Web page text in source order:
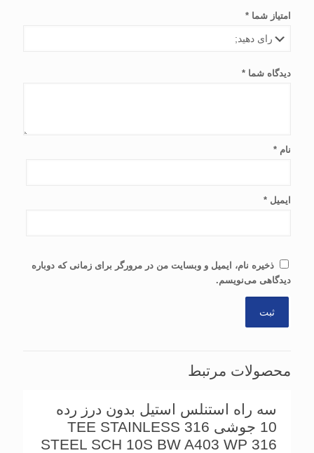
امتیاز شما *
دیدگاه شما *
نام *
ایمیل *
ذخیره نام، ایمیل و وبسایت من در مرورگر برای زمانی که دوباره
دیدگاهی می‌نویسم.
محصولات مرتبط
سه راه استنلس استیل بدون درز رده
10 جوشی 316 TEE STAINLESS
STEEL SCH 10S BW A403 WP 316